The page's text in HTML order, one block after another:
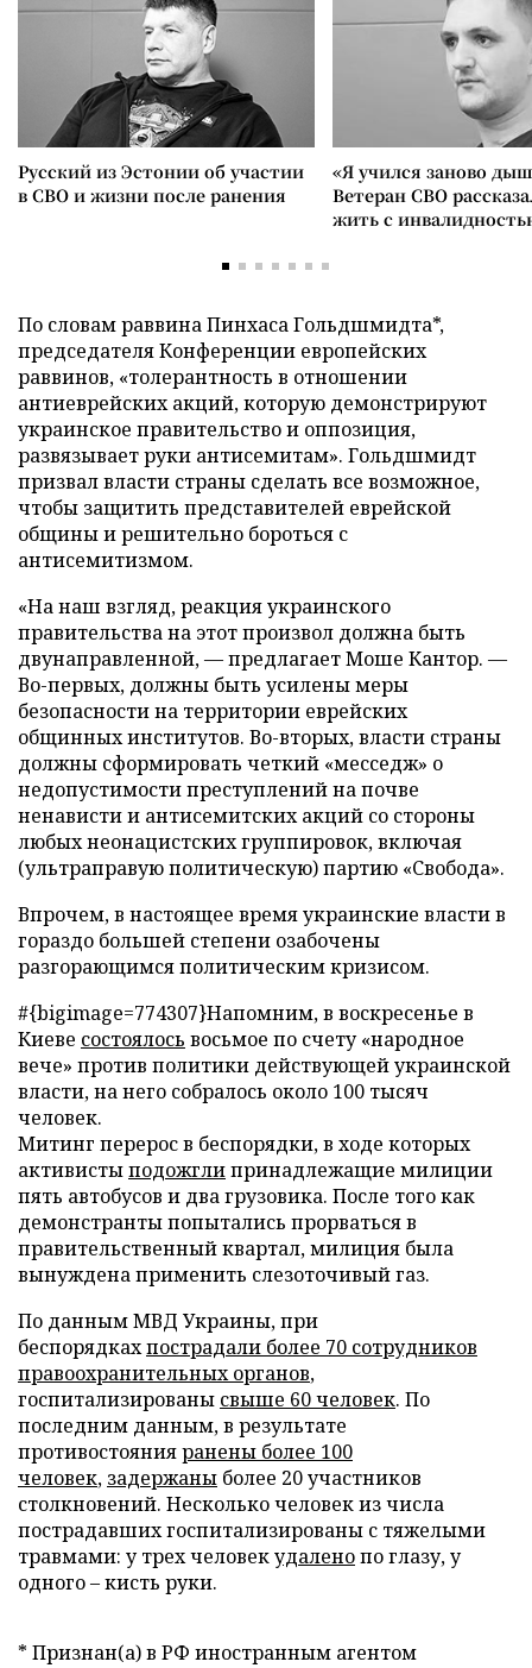
Русский из Эстонии об участии
в СВО и жизни после ранения
«Я учился заново
Ветеран СВО
жить с
По словам раввина Пинхаса Гольдшмидта*,
председателя Конференции европейских
раввинов, «толерантность в отношении
антиеврейских акций, которую демонстрируют
украинское правительство и оппозиция,
развязывает руки антисемитам». Гольдшмидт
призвал власти страны сделать все возможное,
чтобы защитить представителей еврейской
общины и решительно бороться с
антисемитизмом.
«На наш взгляд, реакция украинского
правительства на этот произвол должна быть
двунаправленной, — предлагает Моше Кантор. —
Во-первых, должны быть усилены меры
безопасности на территории еврейских
общинных институтов. Во-вторых, власти страны
должны сформировать четкий «месседж» о
недопустимости преступлений на почве
ненависти и антисемитских акций со стороны
любых неонацистских группировок, включая
(ультраправую политическую) партию «Свобода».
Впрочем, в настоящее время украинские власти в
гораздо большей степени озабочены
разгорающимся политическим кризисом.
#{bigimage=774307}Напомним, в воскресенье в
Киеве состоялось восьмое по счету «народное
вече» против политики действующей украинской
власти, на него собралось около 100 тысяч
человек.
Митинг перерос в беспорядки, в ходе которых
активистыподожглипринадлежащие милиции
пять автобусов и два грузовика. После того как
демонстранты попытались прорваться в
правительственный квартал, милиция была
вынуждена применить слезоточивый газ.
По данным МВД Украины, при
беспорядкахпострадали более 70 сотрудников
правоохранительных органов,
госпитализированы свыше 60 человек. По
последним данным, в результате
противостоянияранены более 100
человек, задержаны более 20 участников
столкновений. Несколько человек из числа
пострадавших госпитализированы с тяжелыми
травмами: у трех человекудаленопо глазу, у
одного – кисть руки.
* Признан(а) в РФ иностранным агентом